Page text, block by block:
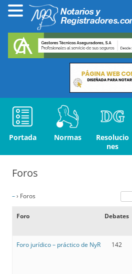
Portada Normas
Resolucio
nes
Foros
–› Foros
Foro Debates
Foro jurídico – práctico de NyR 142